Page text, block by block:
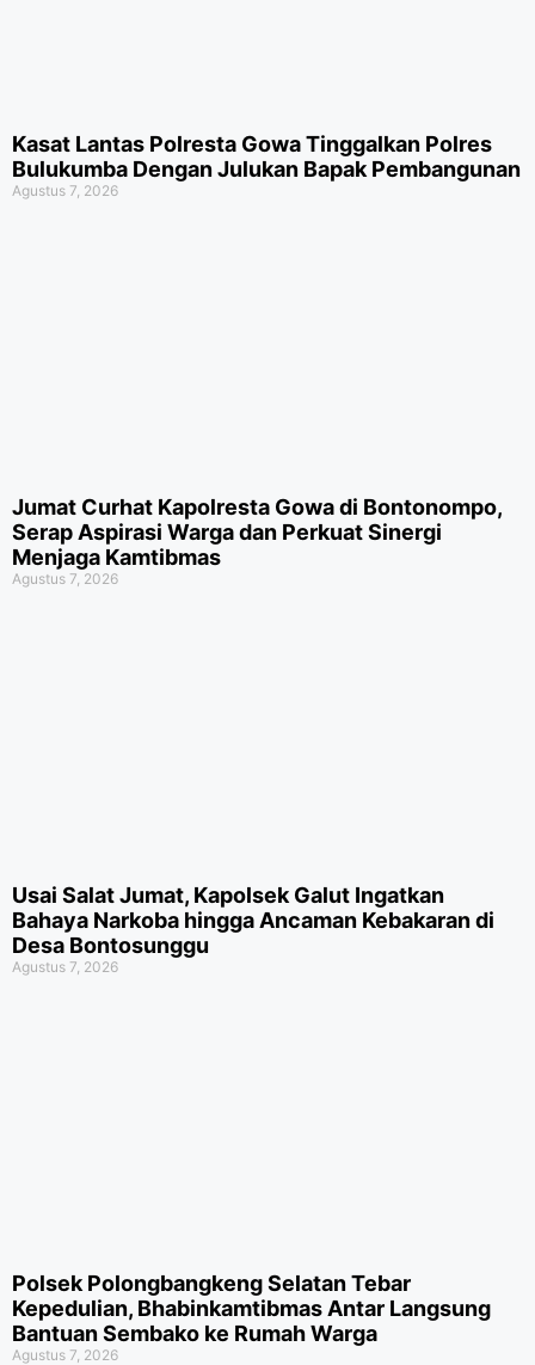
Kasat Lantas Polresta Gowa Tinggalkan Polres
Bulukumba Dengan Julukan Bapak Pembangunan
Agustus 7, 2026
Jumat Curhat Kapolresta Gowa di Bontonompo,
Serap Aspirasi Warga dan Perkuat Sinergi
Menjaga Kamtibmas
Agustus 7, 2026
Usai Salat Jumat, Kapolsek Galut Ingatkan
Bahaya Narkoba hingga Ancaman Kebakaran di
Desa Bontosunggu
Agustus 7, 2026
Polsek Polongbangkeng Selatan Tebar
Kepedulian, Bhabinkamtibmas Antar Langsung
Bantuan Sembako ke Rumah Warga
Agustus 7, 2026